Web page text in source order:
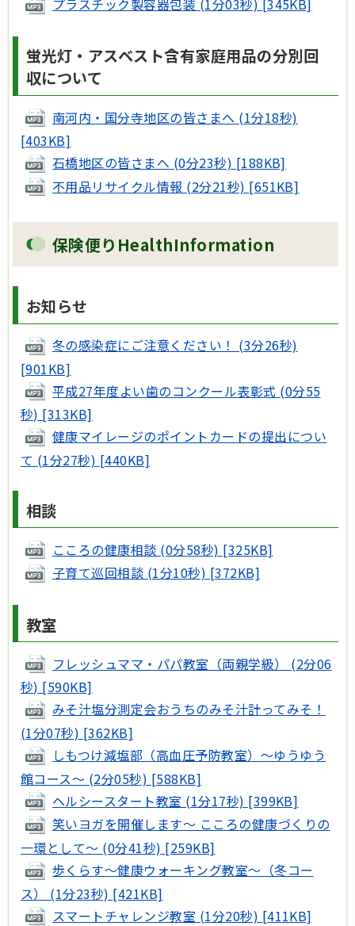
プラスチック製容器包装 (1分03秒) [345KB]
蛍光灯・アスベスト含有家庭用品の分別回
収について
南河内・国分寺地区の皆さまへ (1分18秒)
[403KB]
石橋地区の皆さまへ (0分23秒) [188KB]
不用品リサイクル情報 (2分21秒) [651KB]
保険便りHealthInformation
お知らせ
冬の感染症にご注意ください！ (3分26秒)
[901KB]
平成27年度よい歯のコンクール表彰式 (0分55
秒) [313KB]
健康マイレージのポイントカードの提出につい
て (1分27秒) [440KB]
相談
こころの健康相談 (0分58秒) [325KB]
子育て巡回相談 (1分10秒) [372KB]
教室
フレッシュママ・パパ教室（両親学級） (2分06
秒) [590KB]
みそ汁塩分測定会おうちのみそ汁計ってみそ！
(1分07秒) [362KB]
しもつけ減塩部（高血圧予防教室）～ゆうゆう
館コース～ (2分05秒) [588KB]
ヘルシースタート教室 (1分17秒) [399KB]
笑いヨガを開催します～ こころの健康づくりの
一環として～ (0分41秒) [259KB]
歩くらす～健康ウォーキング教室～（冬コー
ス） (1分23秒) [421KB]
スマートチャレンジ教室 (1分20秒) [411KB]